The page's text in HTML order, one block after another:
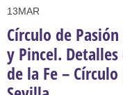
13MAR
Círculo de
y Pincel.
de la Fe –